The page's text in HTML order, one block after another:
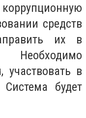
средств
их в
Необходимо
в
Система будет